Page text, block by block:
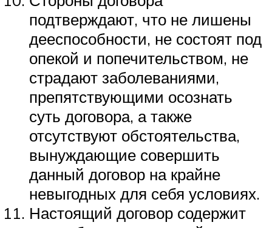
подтверждают, что не лишены
дееспособности, не состоят под
опекой и попечительством, не
страдают заболеваниями,
препятствующими осознать
суть договора, а также
отсутствуют обстоятельства,
вынуждающие совершить
данный договор на крайне
невыгодных для себя условиях.
Настоящий договор содержит